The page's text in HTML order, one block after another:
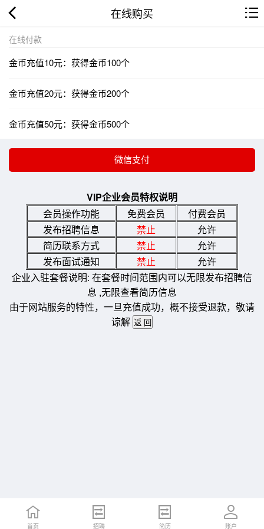
在线购买
在线付款
金币充值10元：获得金币100个
金币充值20元：获得金币200个
金币充值50元：获得金币500个
VIP企业会员特权说明
会员操作功能
免费会员
付费会员
发布招聘信息
禁止
允许
简历联系方式
禁止
允许
发布面试通知
禁止
允许
企业入驻套餐说明: 在套餐时间范围内可以无限发布招聘信
息 ,无限查看简历信息
由于网站服务的特性，一旦充值成功，概不接受退款，敬请
谅解
首页 招聘 简历 账户